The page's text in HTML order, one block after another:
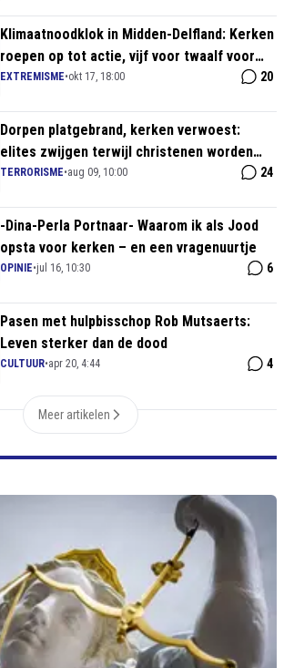
Klimaatnoodklok in Midden-Delfland: Kerken
roepen op tot actie, vijf voor twaalf voor
planeet
EXTREMISME•okt 17, 18:00 20
Dorpen platgebrand, kerken verwoest:
elites zwijgen terwijl christenen worden
afgeslacht
TERRORISME•aug 09, 10:00 24
-Dina-Perla Portnaar- Waarom ik als Jood
opsta voor kerken – en een vragenuurtje
OPINIE•jul 16, 10:30 6
Pasen met hulpbisschop Rob Mutsaerts:
Leven sterker dan de dood
CULTUUR•apr 20, 4:44 4
Meer artikelen